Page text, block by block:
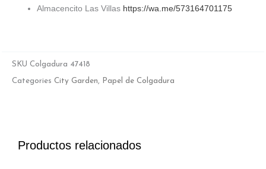
Almacencito Las Villas https://wa.me/573164701175
SKU Colgadura 47418
Categories City Garden Papel de Colgadura
Productos relacionados